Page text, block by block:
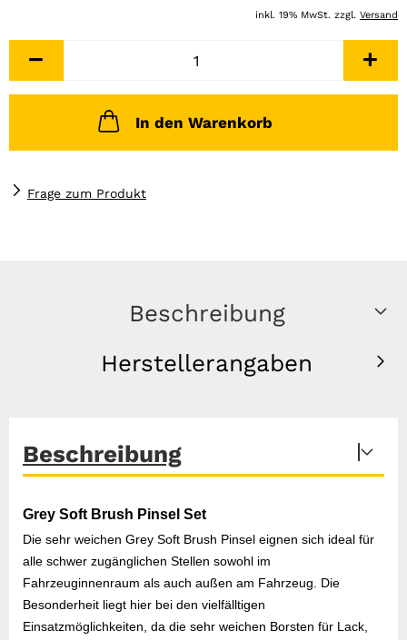
inkl. 19% MwSt. zzgl. Versand
In den Warenkorb
Frage zum Produkt
Beschreibung
Herstellerangaben
Beschreibung
Grey Soft Brush Pinsel Set
Die sehr weichen Grey Soft Brush Pinsel eignen sich ideal für
alle schwer zugänglichen Stellen sowohl im
Fahrzeuginnenraum als auch außen am Fahrzeug. Die
Besonderheit liegt hier bei den vielfälltigen
Einsatzmöglichkeiten, da die sehr weichen Borsten für Lack,